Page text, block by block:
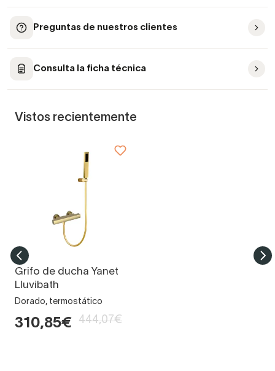
Preguntas de nuestros clientes
Consulta la ficha técnica
Vistos recientemente
Grifo de ducha Yanet
Lluvibath
Dorado, termostático
310,85€ 444,07€